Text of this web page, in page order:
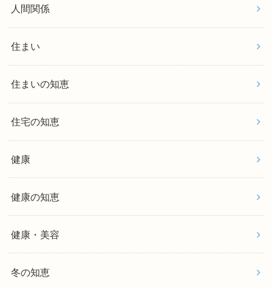
人間関係
住まい
住まいの知恵
住宅の知恵
健康
健康の知恵
健康・美容
冬の知恵